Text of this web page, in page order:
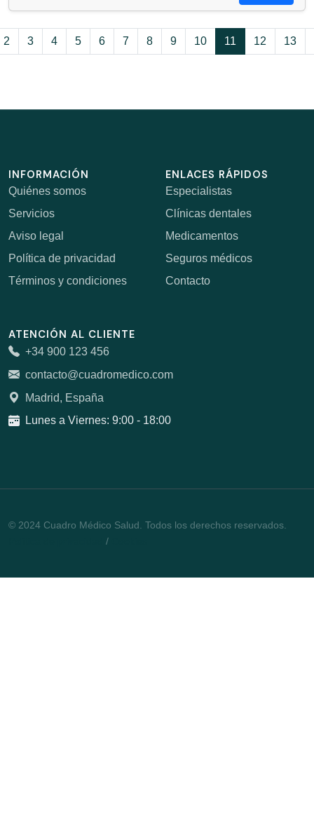
2 3 4 5 6 7 8 9 10 11 12 13
INFORMACIÓN
Quiénes somos
Servicios
Aviso legal
Política de privacidad
Términos y condiciones
ENLACES RÁPIDOS
Especialistas
Clínicas dentales
Medicamentos
Seguros médicos
Contacto
ATENCIÓN AL CLIENTE
+34 900 123 456
contacto@cuadromedico.com
Madrid, España
Lunes a Viernes: 9:00 - 18:00
© 2024 Cuadro Médico Salud. Todos los derechos reservados.
/